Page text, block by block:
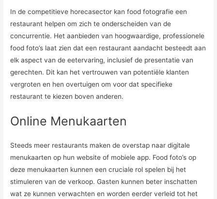
In de competitieve horecasector kan food fotografie een
restaurant helpen om zich te onderscheiden van de
concurrentie. Het aanbieden van hoogwaardige, professionele
food foto’s laat zien dat een restaurant aandacht besteedt aan
elk aspect van de eetervaring, inclusief de presentatie van
gerechten. Dit kan het vertrouwen van potentiële klanten
vergroten en hen overtuigen om voor dat specifieke
restaurant te kiezen boven anderen.
Online Menukaarten
Steeds meer restaurants maken de overstap naar digitale
menukaarten op hun website of mobiele app. Food foto’s op
deze menukaarten kunnen een cruciale rol spelen bij het
stimuleren van de verkoop. Gasten kunnen beter inschatten
wat ze kunnen verwachten en worden eerder verleid tot het